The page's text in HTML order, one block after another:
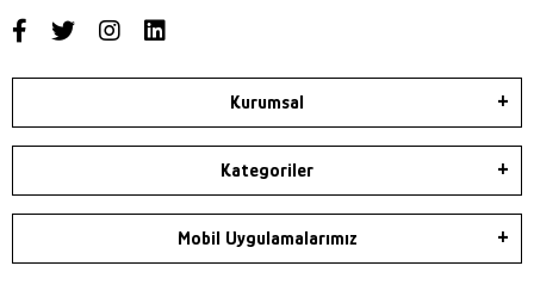
Kurumsal
Kategoriler
Mobil Uygulamalarımız